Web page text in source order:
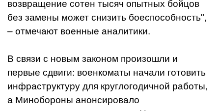
возвращение сотен тысяч опытных бойцов
без замены может снизить боеспособность",
– отмечают военные аналитики.
В связи с новым законом произошли и
первые сдвиги: военкоматы начали готовить
инфраструктуру для круглогодичной работы,
а Минобороны анонсировало